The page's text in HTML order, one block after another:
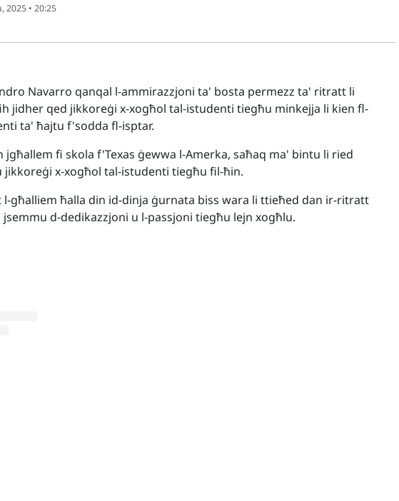
2025 • 20:25
Navarro qanqal l-ammirazzjoni ta' bosta permezz ta' ritratt li
jidher qed jikkoreġi x-xogħol tal-istudenti tiegħu minkejja li kien fl-
ta' ħajtu f'sodda fl-isptar.
jgħallem fi skola f'Texas ġewwa l-Amerka, saħaq ma' bintu li ried
jikkoreġi x-xogħol tal-istudenti tiegħu fil-ħin.
għalliem ħalla din id-dinja ġurnata biss wara li ttieħed dan ir-ritratt
d-dedikazzjoni u l-passjoni tiegħu lejn xogħlu.